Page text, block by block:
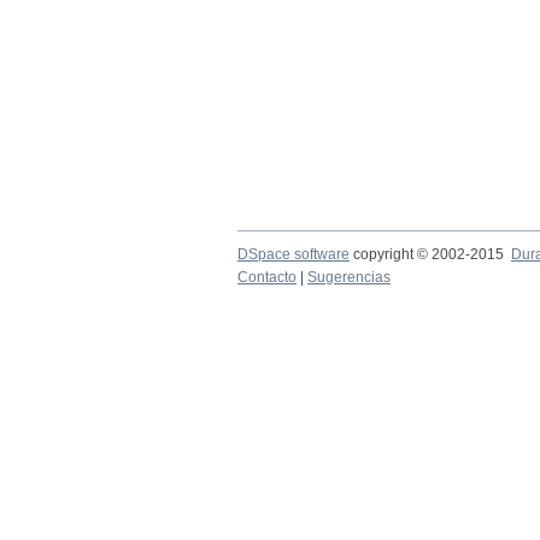
DSpace software copyright © 2002-2015
Contacto
Sugerencias